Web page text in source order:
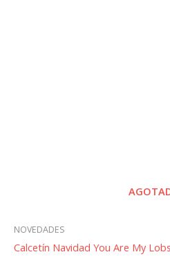
NOVEDADES
Calcetín Navidad You Are My